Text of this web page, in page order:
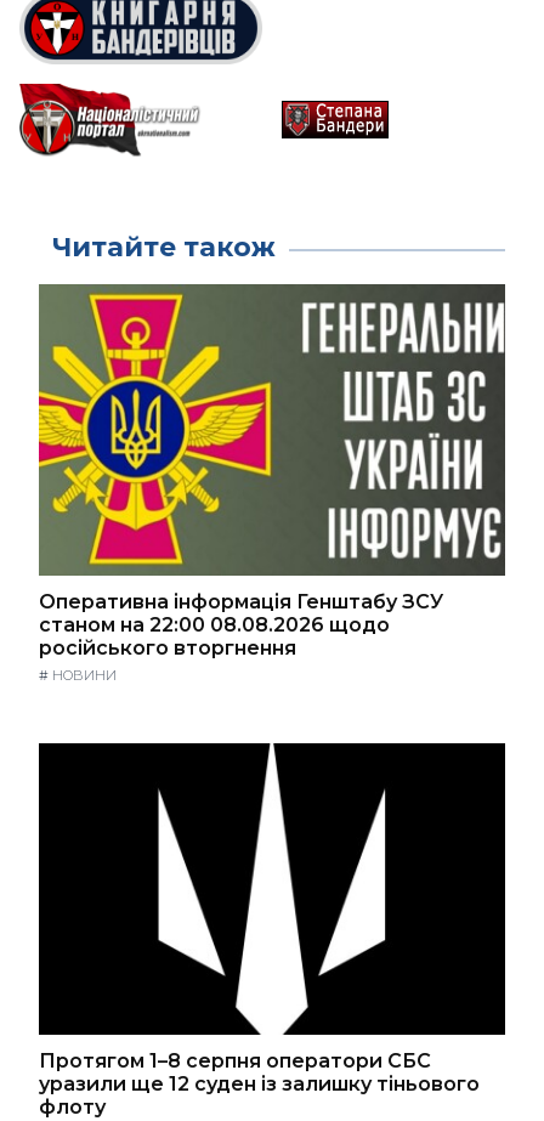
Читайте також
Оперативна інформація Генштабу ЗСУ
станом на 22:00 08.08.2026 щодо
російського вторгнення
# НОВИНИ
Протягом 1–8 серпня оператори СБС
уразили ще 12 суден із залишку тіньового
флоту